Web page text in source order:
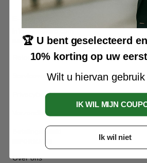
info@thedioro.com
BELEID
Retour- en restitutiebeleid
Servicevoorwaarden
Privacybeleid
Verzendbeleid
Betalingsbeleid
Over ons
🏆 U bent geselecteerd
10% korting op uw
Wilt u hiervan
IK WIL MIJN
Ik wil niet